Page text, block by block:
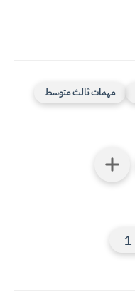
مهمات ثالث متوسط